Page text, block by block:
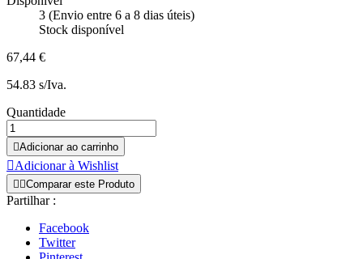
3 (Envio entre 6 a 8 dias úteis)
Stock disponível
67,44 €
54.83 s/Iva.
Quantidade
Adicionar ao carrinho
Adicionar à Wishlist
 Comparar este Produto
Partilhar :
Facebook
Twitter